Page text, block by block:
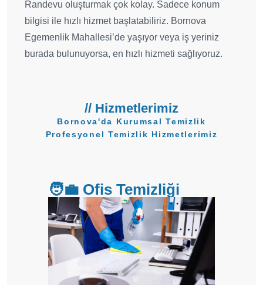
Randevu oluşturmak çok kolay. Sadece konum
bilgisi ile hızlı hizmet başlatabiliriz. Bornova
Egemenlik Mahallesi’de yaşıyor veya iş yeriniz
burada bulunuyorsa, en hızlı hizmeti sağlıyoruz.
// Hizmetlerimiz
Bornova'da Kurumsal Temizlik
Profesyonel Temizlik Hizmetlerimiz
🧑‍💼 Ofis Temizliği